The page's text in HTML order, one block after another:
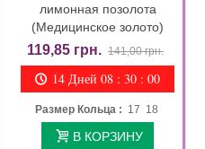
лимонная позолота
(Медицинское золото)
119,85 грн. 141,00 грн.
14 Дней 08 : 29 : 58
Размер Кольца : 17 18
В КОРЗИНУ